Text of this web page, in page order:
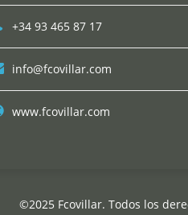
+34 93 465 87 17
info@fcovillar.com
www.fcovillar.com
©2025 Fcovillar. Todos los